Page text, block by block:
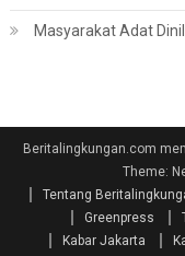
Masyarakat Adat
Beritalingkungan.com
Theme:
Tentang
Greenpress
Kabar Jakarta